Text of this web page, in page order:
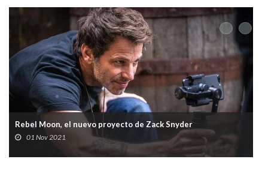
Rebel Moon, el nuevo proyecto de Zack Snyder
01 Nov 2021